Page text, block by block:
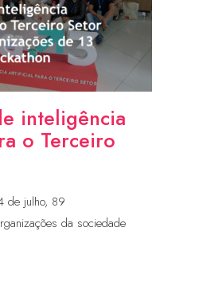
inteligência
o Terceiro
de julho, 89
da sociedade